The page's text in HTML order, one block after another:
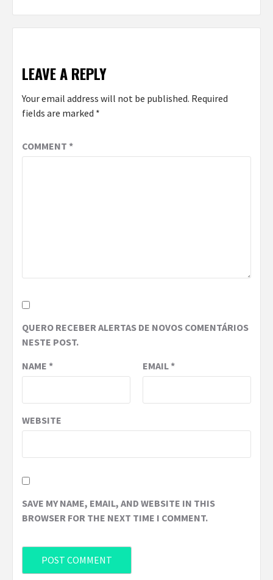
LEAVE A REPLY
Your email address will not be published. Required
fields are marked *
COMMENT *
QUERO RECEBER ALERTAS DE NOVOS COMENTÁRIOS
NESTE POST.
NAME * EMAIL*
WEBSITE
SAVE MY NAME, EMAIL, AND WEBSITE IN THIS
BROWSER FOR THE NEXT TIME I COMMENT.